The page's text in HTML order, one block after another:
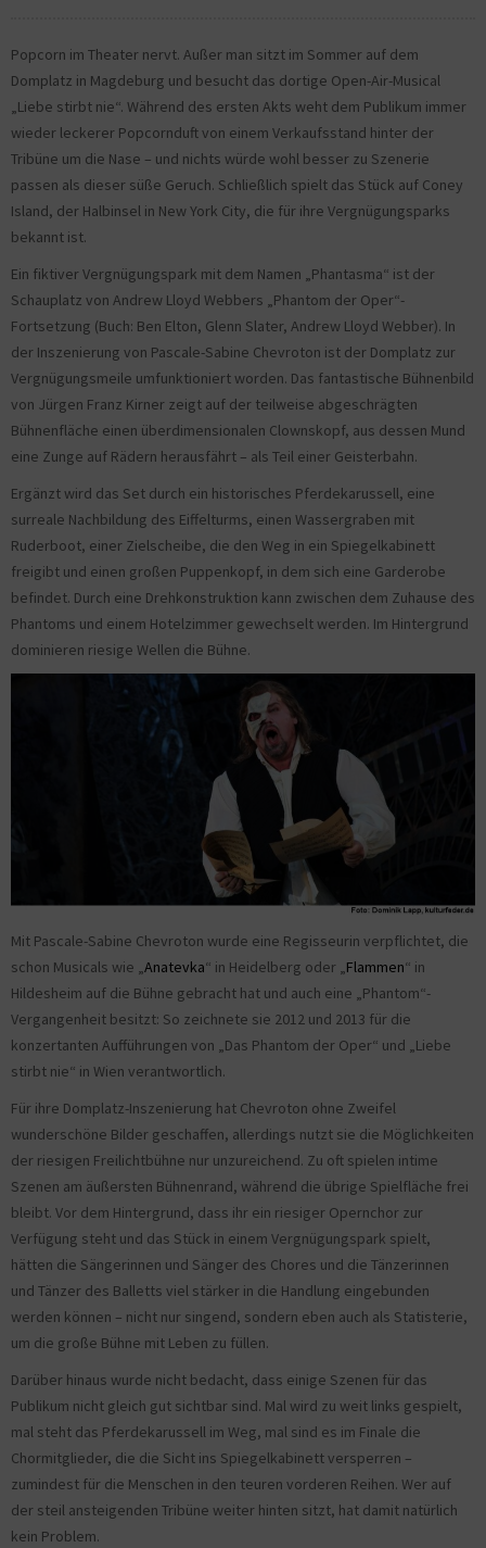
Popcorn im Theater nervt. Außer man sitzt im Sommer auf dem
Domplatz in Magdeburg und besucht das dortige Open-Air-Musical
„Liebe stirbt nie“. Während des ersten Akts weht dem Publikum immer
wieder leckerer Popcornduft von einem Verkaufsstand hinter der
Tribüne um die Nase – und nichts würde wohl besser zu Szenerie
passen als dieser süße Geruch. Schließlich spielt das Stück auf Coney
Island, der Halbinsel in New York City, die für ihre Vergnügungsparks
bekannt ist.
Ein fiktiver Vergnügungspark mit dem Namen „Phantasma“ ist der
Schauplatz von Andrew Lloyd Webbers „Phantom der Oper“-
Fortsetzung (Buch: Ben Elton, Glenn Slater, Andrew Lloyd Webber). In
der Inszenierung von Pascale-Sabine Chevroton ist der Domplatz zur
Vergnügungsmeile umfunktioniert worden. Das fantastische Bühnenbild
von Jürgen Franz Kirner zeigt auf der teilweise abgeschrägten
Bühnenfläche einen überdimensionalen Clownskopf, aus dessen Mund
eine Zunge auf Rädern herausfährt – als Teil einer Geisterbahn.
Ergänzt wird das Set durch ein historisches Pferdekarussell, eine
surreale Nachbildung des Eiffelturms, einen Wassergraben mit
Ruderboot, einer Zielscheibe, die den Weg in ein Spiegelkabinett
freigibt und einen großen Puppenkopf, in dem sich eine Garderobe
befindet. Durch eine Drehkonstruktion kann zwischen dem Zuhause des
Phantoms und einem Hotelzimmer gewechselt werden. Im Hintergrund
dominieren riesige Wellen die Bühne.
Mit Pascale-Sabine Chevroton wurde eine Regisseurin verpflichtet, die
schon Musicals wie „Anatevka“ in Heidelberg oder „Flammen“ in
Hildesheim auf die Bühne gebracht hat und auch eine „Phantom“-
Vergangenheit besitzt: So zeichnete sie 2012 und 2013 für die
konzertanten Aufführungen von „Das Phantom der Oper“ und „Liebe
stirbt nie“ in Wien verantwortlich.
Für ihre Domplatz-Inszenierung hat Chevroton ohne Zweifel
wunderschöne Bilder geschaffen, allerdings nutzt sie die Möglichkeiten
der riesigen Freilichtbühne nur unzureichend. Zu oft spielen intime
Szenen am äußersten Bühnenrand, während die übrige Spielfläche frei
bleibt. Vor dem Hintergrund, dass ihr ein riesiger Opernchor zur
Verfügung steht und das Stück in einem Vergnügungspark spielt,
hätten die Sängerinnen und Sänger des Chores und die Tänzerinnen
und Tänzer des Balletts viel stärker in die Handlung eingebunden
werden können – nicht nur singend, sondern eben auch als Statisterie,
um die große Bühne mit Leben zu füllen.
Darüber hinaus wurde nicht bedacht, dass einige Szenen für das
Publikum nicht gleich gut sichtbar sind. Mal wird zu weit links gespielt,
mal steht das Pferdekarussell im Weg, mal sind es im Finale die
Chormitglieder, die die Sicht ins Spiegelkabinett versperren –
zumindest für die Menschen in den teuren vorderen Reihen. Wer auf
der steil ansteigenden Tribüne weiter hinten sitzt, hat damit natürlich
kein Problem.